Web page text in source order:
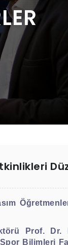
Prof. Dr.
Bilimleri